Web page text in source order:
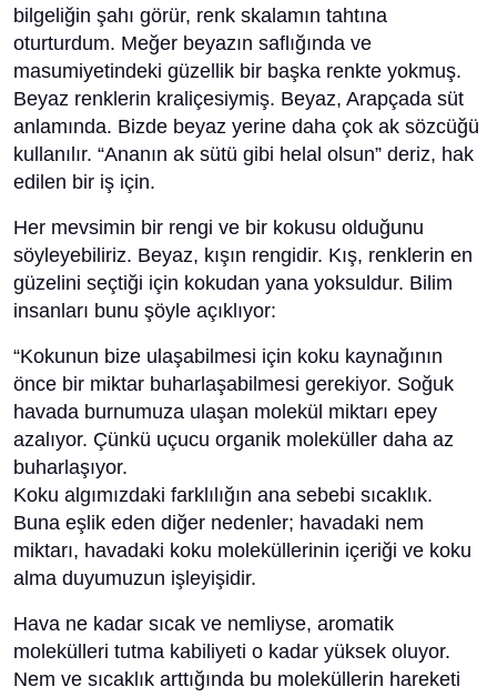
bilgeliğin şahı görür, renk skalamın tahtına
oturturdum. Meğer beyazın saflığında ve
masumiyetindeki güzellik bir başka renkte yokmuş.
Beyaz renklerin kraliçesiymiş. Beyaz, Arapçada süt
anlamında. Bizde beyaz yerine daha çok ak sözcüğü
kullanılır. “Ananın ak sütü gibi helal olsun” deriz, hak
edilen bir iş için.
Her mevsimin bir rengi ve bir kokusu olduğunu
söyleyebiliriz. Beyaz, kışın rengidir. Kış, renklerin en
güzelini seçtiği için kokudan yana yoksuldur. Bilim
insanları bunu şöyle açıklıyor:
“Kokunun bize ulaşabilmesi için koku kaynağının
önce bir miktar buharlaşabilmesi gerekiyor. Soğuk
havada burnumuza ulaşan molekül miktarı epey
azalıyor. Çünkü uçucu organik moleküller daha az
buharlaşıyor.
Koku algımızdaki farklılığın ana sebebi sıcaklık.
Buna eşlik eden diğer nedenler; havadaki nem
miktarı, havadaki koku moleküllerinin içeriği ve koku
alma duyumuzun işleyişidir.
Hava ne kadar sıcak ve nemliyse, aromatik
molekülleri tutma kabiliyeti o kadar yüksek oluyor.
Nem ve sıcaklık arttığında bu moleküllerin hareketi